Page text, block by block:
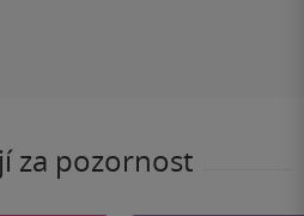
za pozornost